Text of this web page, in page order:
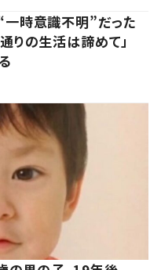
時意識不明”だった
りの生活は諦めて」